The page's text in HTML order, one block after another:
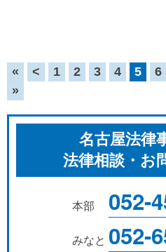
« < 1 2 3 4 5 6
»
名古屋法律
法律相談・お
本部 052-
みなと 052-